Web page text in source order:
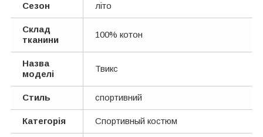
Сезон літо
Склад
тканини
100% котон
Назва
моделі
Твикс
Стиль спортивний
Категорія Спортивный костюм